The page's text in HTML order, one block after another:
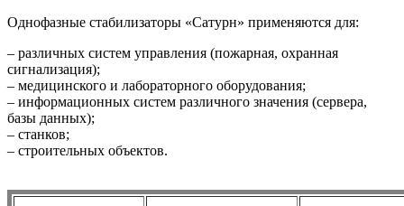
Однофазные стабилизаторы «Сатурн» применяются для:
– различных систем управления (пожарная, охранная
сигнализация);
– медицинского и лабораторного оборудования;
– информационных систем различного значения (сервера,
базы данных);
– станков;
– строительных объектов.